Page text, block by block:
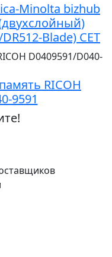
Minolta bizhub
Blade) CET
RICOH
9591